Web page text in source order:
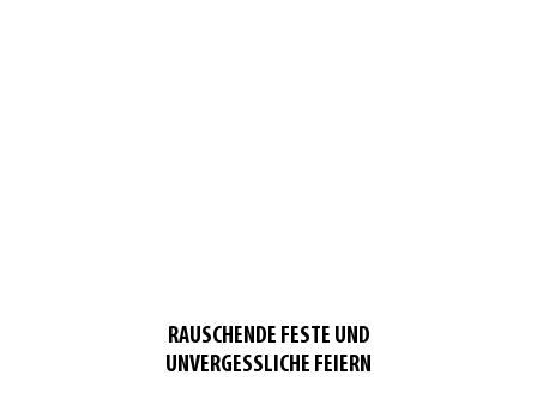
RAUSCHENDE FESTE UND
UNVERGESSLICHE FEIERN